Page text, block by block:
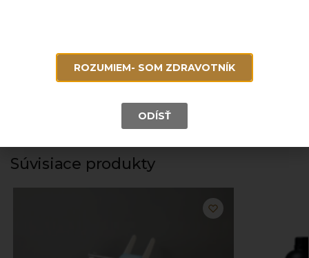
Doprava ZADARMO pri objednávke nad 120 EUR
Rýchle doručenie a možnosť osobného odberu
Súvisiace produkty
ROZUMIEM- SOM ZDRAVOTNÍK
ODÍSŤ